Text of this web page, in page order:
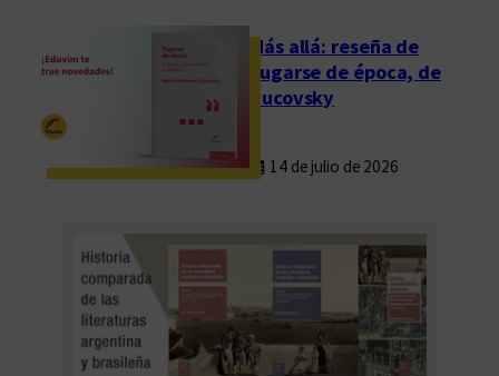
Más allá: reseña de
Fugarse de época, de
Rucovsky
14 de julio de 2026